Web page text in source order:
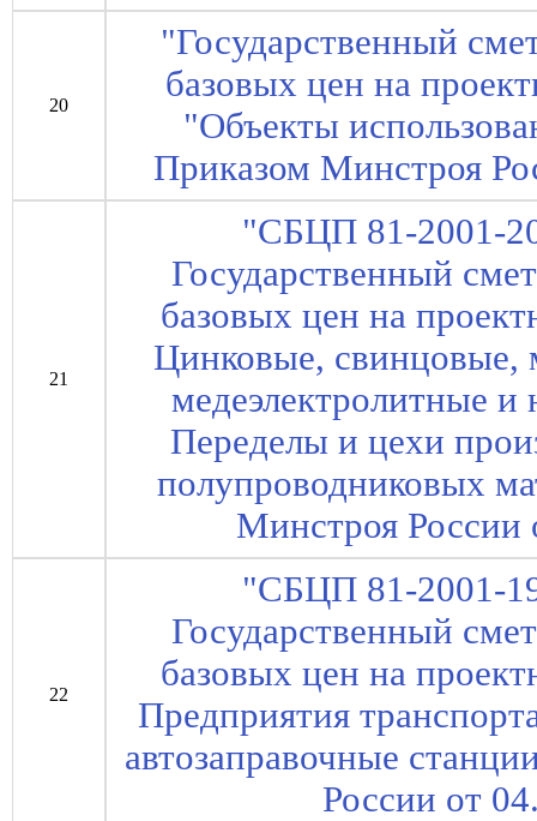
20
"Государственный
базовых цен на
"Объекты
Приказом Минстроя
21
"СБЦП 81-2001-
Государственный
базовых цен на
Цинковые, свинцовые,
медеэлектролитные и
Переделы и цехи
полупроводниковых
Минстроя России
22
"СБЦП 81-2001-
Государственный
базовых цен на
Предприятия
автозаправочные
России от